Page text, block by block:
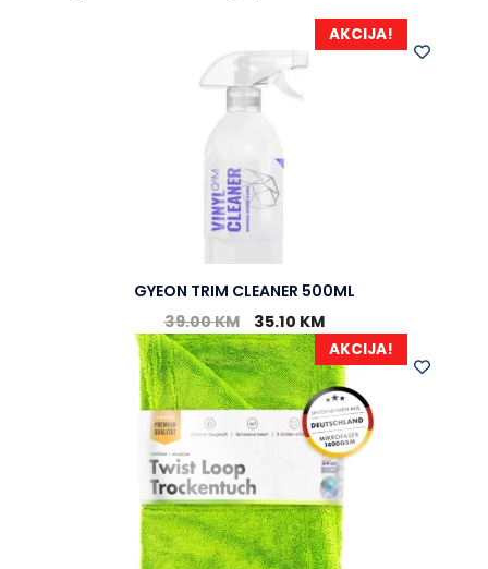
AKCIJA!
GYEON TRIM CLEANER 500ML
39.00KM 35.10 KM
AKCIJA!